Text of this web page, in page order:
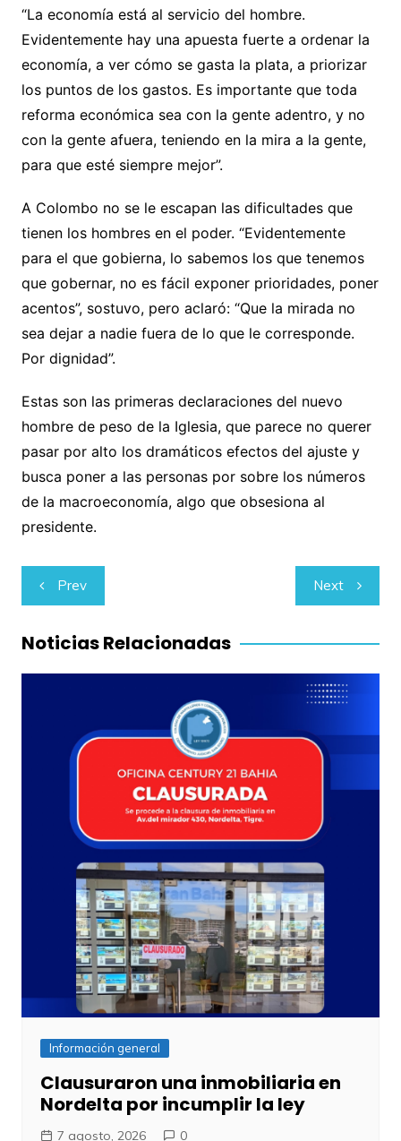
“La economía está al servicio del hombre.
Evidentemente hay una apuesta fuerte a ordenar la
economía, a ver cómo se gasta la plata, a priorizar
los puntos de los gastos. Es importante que toda
reforma económica sea con la gente adentro, y no
con la gente afuera, teniendo en la mira a la gente,
para que esté siempre mejor”.
A Colombo no se le escapan las dificultades que
tienen los hombres en el poder. “Evidentemente
para el que gobierna, lo sabemos los que tenemos
que gobernar, no es fácil exponer prioridades, poner
acentos”, sostuvo, pero aclaró: “Que la mirada no
sea dejar a nadie fuera de lo que le corresponde.
Por dignidad”.
Estas son las primeras declaraciones del nuevo
hombre de peso de la Iglesia, que parece no querer
pasar por alto los dramáticos efectos del ajuste y
busca poner a las personas por sobre los números
de la macroeconomía, algo que obsesiona al
presidente.
Navegación
de
entradas
Prev Next
Noticias Relacionadas
Información general
Clausuraron una inmobiliaria en
Nordelta por incumplir la ley
7 agosto, 2026 0